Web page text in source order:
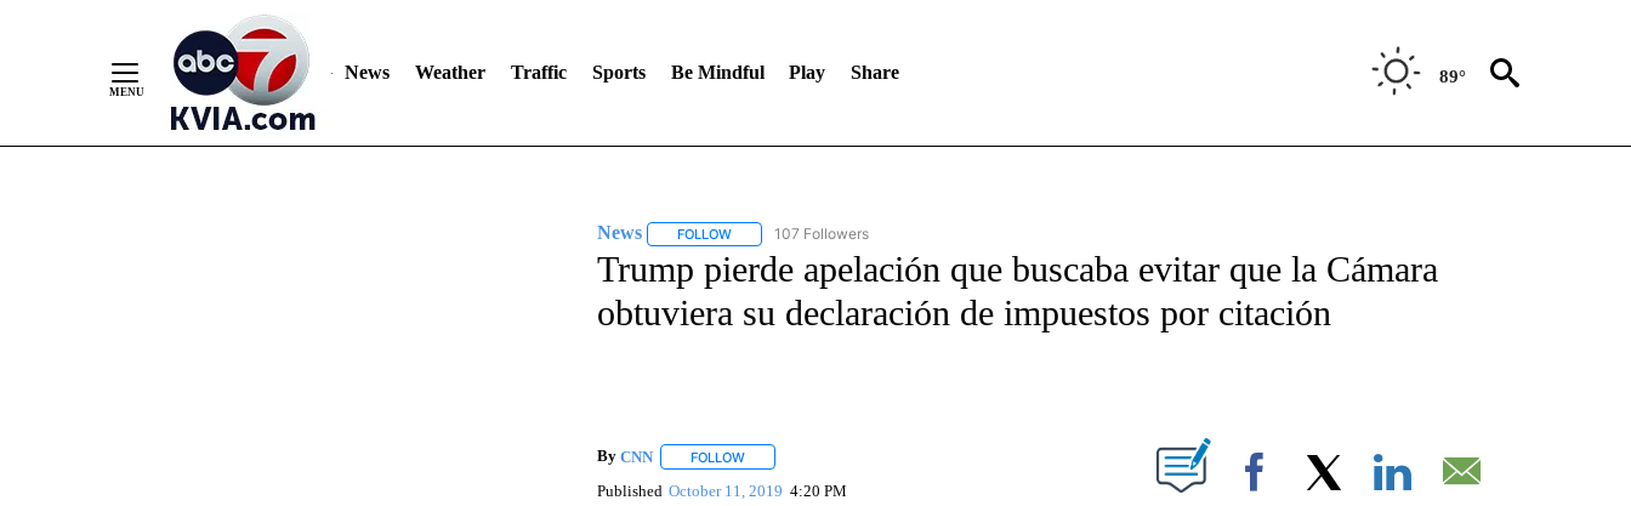
News Weather Traffic Sports Be Mindful Play Share 89°
News FOLLOWFOLLOW "NEWS" TO RECEIVE NOTIFICATIONS ABOUT NEW PAGES ON "NEWS".
107 Followers
Trump pierde apelación que buscaba evitar que la Cámara
obtuviera su declaración de impuestos por citación
By CNN FOLLOWFOLLOW "" TO RECEIVE NOTIFICATIONS ABOUT NEW PAGES ON "".
Published October 11, 2019 4:20 PM Facebook